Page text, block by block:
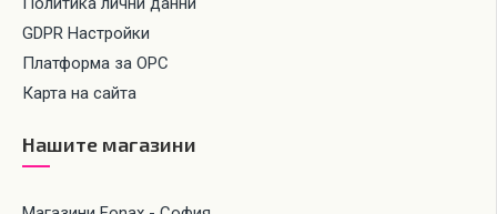
GDPR Настройки
Платформа за ОРС
Карта на сайта
Нашите магазини